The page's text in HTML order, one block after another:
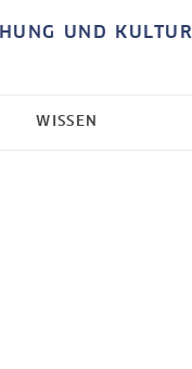
UND KULTUR
WISSEN